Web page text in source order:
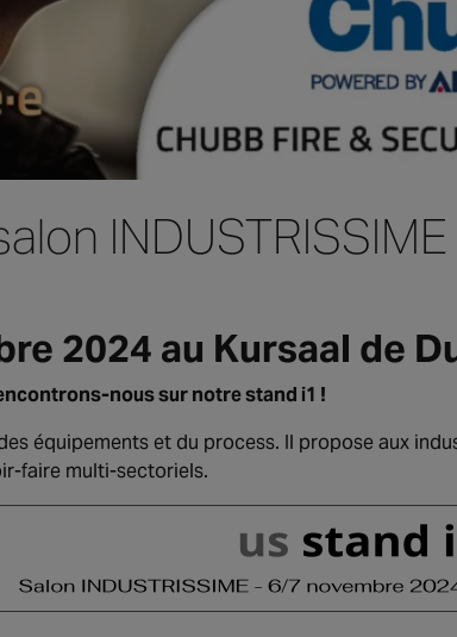
INDUSTRISSIME
2024 au Kursaal de
nous sur notre stand i1 !
équipements et du process. Il propose aux
faire multi-sectoriels.